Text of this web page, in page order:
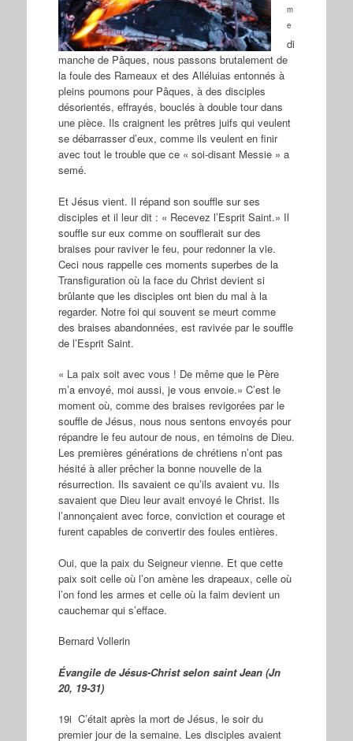
m
e
di
manche de Pâques, nous passons brutalement de
la foule des Rameaux et des Alléluias entonnés à
pleins poumons pour Pâques, à des disciples
désorientés, effrayés, bouclés à double tour dans
une pièce. Ils craignent les prêtres juifs qui veulent
se débarrasser d’eux, comme ils veulent en finir
avec tout le trouble que ce « soi-disant Messie » a
semé.
Et Jésus vient. Il répand son souffle sur ses
disciples et il leur dit : « Recevez l’Esprit Saint.» Il
souffle sur eux comme on soufflerait sur des
braises pour raviver le feu, pour redonner la vie.
Ceci nous rappelle ces moments superbes de la
Transfiguration où la face du Christ devient si
brûlante que les disciples ont bien du mal à la
regarder. Notre foi qui souvent se meurt comme
des braises abandonnées, est ravivée par le souffle
de l’Esprit Saint.
« La paix soit avec vous ! De même que le Père
m’a envoyé, moi aussi, je vous envoie.» C’est le
moment où, comme des braises revigorées par le
souffle de Jésus, nous nous sentons envoyés pour
répandre le feu autour de nous, en témoins de Dieu.
Les premières générations de chrétiens n’ont pas
hésité à aller prêcher la bonne nouvelle de la
résurrection. Ils savaient ce qu’ils avaient vu. Ils
savaient que Dieu leur avait envoyé le Christ. Ils
l’annonçaient avec force, conviction et courage et
furent capables de convertir des foules entières.
Oui, que la paix du Seigneur vienne. Et que cette
paix soit celle où l’on amène les drapeaux, celle où
l’on fond les armes et celle où la faim devient un
cauchemar qui s’efface.
Bernard Vollerin
Évangile de Jésus-Christ selon saint Jean(Jn
20, 19-31)
19i C’était après la mort de Jésus, le soir du
premier jour de la semaine. Les disciples avaient